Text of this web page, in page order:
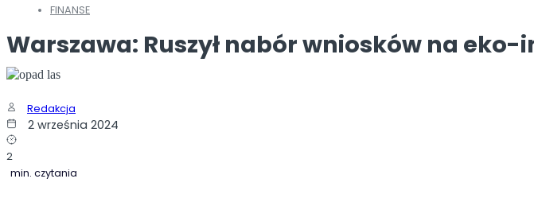
FINANSE
Warszawa: Ruszył nabór wniosków na
Redakcja
2 września 2024
2
min. czytania